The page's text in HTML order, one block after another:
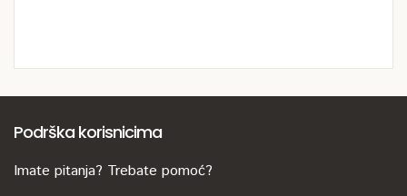
Podrška korisnicima
Imate pitanja? Trebate pomoć?